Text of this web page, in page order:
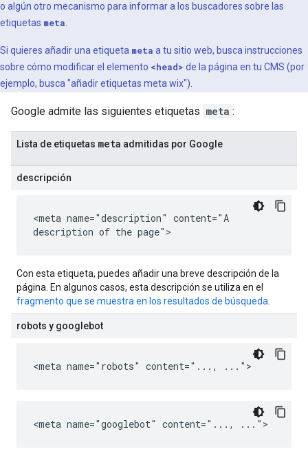
o algún otro mecanismo para informar a los buscadores sobre las
etiquetas meta
Si quieres añadir una etiqueta meta a tu sitio web, busca instrucciones
sobre cómo modificar el elemento <head> de la página en tu CMS (por
ejemplo, busca "añadir etiquetas meta wix").
Google admite las siguientes etiquetas meta :
Lista de etiquetas meta admitidas por Google
descripción
<meta name="description" content="A
description of the page">
Con esta etiqueta, puedes añadir una breve descripción de la
página. En algunos casos, esta descripción se utiliza en el
fragmento que se muestra en los resultados de búsqueda
robots y googlebot
<meta name="robots" content="..., ...">
<meta name="googlebot" content="..., ...">